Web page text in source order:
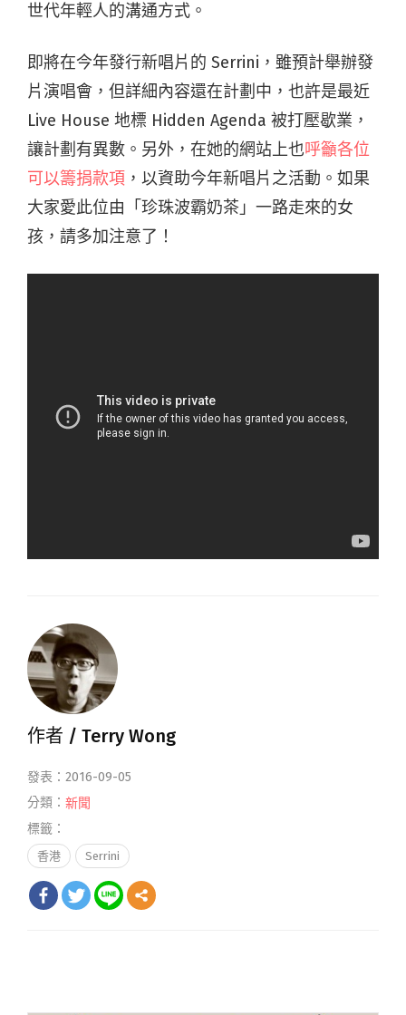
世代年輕人的溝通方式。
即將在今年發行新唱片的 Serrini，雖預計舉辦發
片演唱會，但詳細內容還在計劃中，也許是最近
Live House 地標 Hidden Agenda 被打壓歇業，
讓計劃有異數。另外，在她的網站上也呼籲各位
可以籌捐款項 ，以資助今年新唱片之活動。如果
大家愛此位由「珍珠波霸奶茶」一路走來的女
孩，請多加注意了！
作者 / Terry Wong
發表：2016-09-05
分類： 新聞
標籤：
香港 Serrini